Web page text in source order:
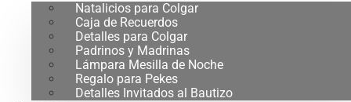
Natalicios para Colgar
Caja de Recuerdos
Detalles para Colgar
Padrinos y Madrinas
Lámpara Mesilla de Noche
Regalo para Pekes
Detalles Invitados al Bautizo